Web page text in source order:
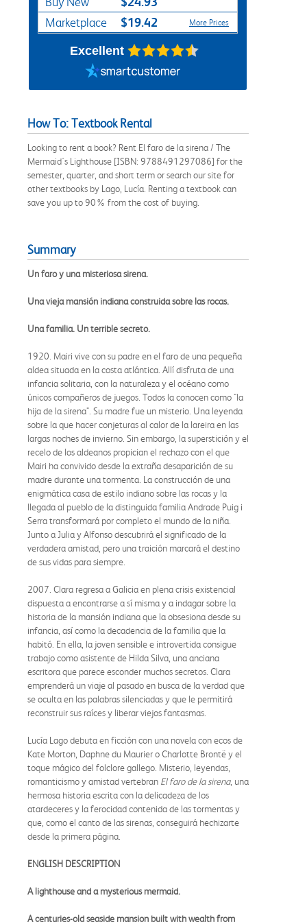
Marketplace $19.42 More Prices
Excellent
How To: Textbook Rental
Looking to rent a book? Rent El faro de la sirena / The
Mermaid's Lighthouse [ISBN: 9788491297086] for the
semester, quarter, and short term or search our site for
other textbooks by Lago, Lucía. Renting a textbook can
save you up to 90% from the cost of buying.
Summary
Un faro y una misteriosa sirena.
Una vieja mansión indiana construida sobre las rocas.
Una familia. Un terrible secreto.
1920. Mairi vive con su padre en el faro de una pequeña
aldea situada en la costa atlántica. Allí disfruta de una
infancia solitaria, con la naturaleza y el océano como
únicos compañeros de juegos. Todos la conocen como "la
hija de la sirena". Su madre fue un misterio. Una leyenda
sobre la que hacer conjeturas al calor de la lareira en las
largas noches de invierno. Sin embargo, la superstición y el
recelo de los aldeanos propician el rechazo con el que
Mairi ha convivido desde la extraña desaparición de su
madre durante una tormenta. La construcción de una
enigmática casa de estilo indiano sobre las rocas y la
llegada al pueblo de la distinguida familia Andrade Puig i
Serra transformará por completo el mundo de la niña.
Junto a Julia y Alfonso descubrirá el significado de la
verdadera amistad, pero una traición marcará el destino
de sus vidas para siempre.
2007. Clara regresa a Galicia en plena crisis existencial
dispuesta a encontrarse a sí misma y a indagar sobre la
historia de la mansión indiana que la obsesiona desde su
infancia, así como la decadencia de la familia que la
habitó. En ella, la joven sensible e introvertida consigue
trabajo como asistente de Hilda Silva, una anciana
escritora que parece esconder muchos secretos. Clara
emprenderá un viaje al pasado en busca de la verdad que
se oculta en las palabras silenciadas y que le permitirá
reconstruir sus raíces y liberar viejos fantasmas.
Lucía Lago debuta en ficción con una novela con ecos de
Kate Morton, Daphne du Maurier o Charlotte Brontë y el
toque mágico del folclore gallego. Misterio, leyendas,
romanticismo y amistad vertebran El faro de la sirena, una
hermosa historia escrita con la delicadeza de los
atardeceres y la ferocidad contenida de las tormentas y
que, como el canto de las sirenas, conseguirá hechizarte
desde la primera página.
ENGLISH DESCRIPTION
A lighthouse and a mysterious mermaid.
A centuries-old seaside mansion built with wealth from